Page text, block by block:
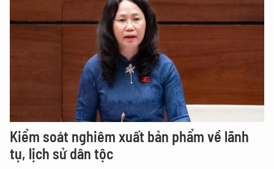
Kiểm soát nghiêm xuất bản phẩm về lãnh
tụ, lịch sử dân tộc